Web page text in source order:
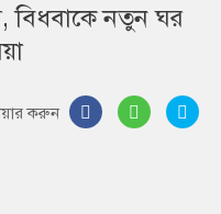
বিধবাকে নতুন ঘর
করুন